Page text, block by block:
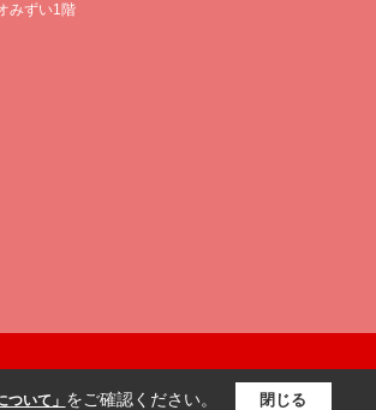
みずい1階
いて」 をご確認ください。 閉じる